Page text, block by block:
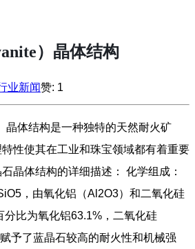
）晶体结构
业新闻赞: 1
晶体结构是一种独特的天然耐火矿
性使其在工业和珠宝领域都有着重要
晶体结构的详细描述： 化学组成：
，由氧化铝（Al2O3）和二氧化硅
分比为氧化铝63.1%，二氧化硅
予了蓝晶石较高的耐火性和机械强